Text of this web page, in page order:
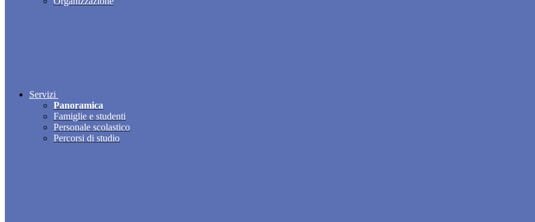
Servizi
Panoramica
Famiglie e studenti
Personale scolastico
Percorsi di studio